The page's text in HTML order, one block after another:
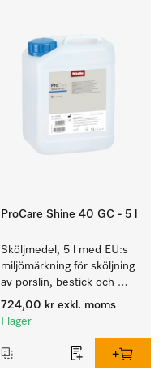
ProCare Shine 40 GC - 5 l
Sköljmedel, 5 l med EU:s
miljömärkning för sköljning
av porslin, bestick och
glas.
724,00 kr exkl. moms
I lager